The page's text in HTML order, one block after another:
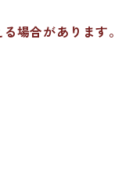
場合があります。